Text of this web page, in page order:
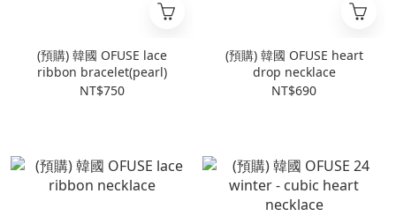
(預購) 韓國 OFUSE lace
ribbon bracelet(pearl)
NT$750
(預購) 韓國 OFUSE heart
drop necklace
NT$690